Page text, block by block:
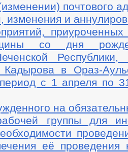
почтового
изменения и
приуроченных
со дня
в Ораз-
с 1 апреля по
на
группы для
её проведения